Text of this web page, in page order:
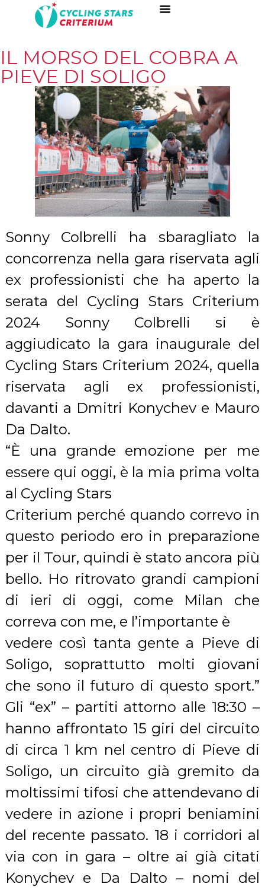
IL MORSO DEL COBRA A
PIEVE DI SOLIGO
Sonny Colbrelli ha sbaragliato la
concorrenza nella gara riservata agli
ex professionisti che ha aperto la
serata del Cycling Stars Criterium
2024 Sonny Colbrelli si è
aggiudicato la gara inaugurale del
Cycling Stars Criterium 2024, quella
riservata agli ex professionisti,
davanti a Dmitri Konychev e Mauro
Da Dalto.
“È una grande emozione per me
essere qui oggi, è la mia prima volta
al Cycling Stars
Criterium perché quando correvo in
questo periodo ero in preparazione
per il Tour, quindi è stato ancora più
bello. Ho ritrovato grandi campioni
di ieri di oggi, come Milan che
correva con me, e l’importante è
vedere così tanta gente a Pieve di
Soligo, soprattutto molti giovani
che sono il futuro di questo sport.”
Gli “ex” – partiti attorno alle 18:30 –
hanno affrontato 15 giri del circuito
di circa 1 km nel centro di Pieve di
Soligo, un circuito già gremito da
moltissimi tifosi che attendevano di
vedere in azione i propri beniamini
del recente passato. 18 i corridori al
via con in gara – oltre ai già citati
Konychev e Da Dalto – nomi del